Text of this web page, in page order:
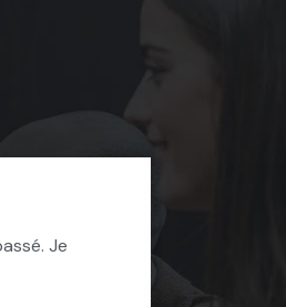
pu changer d'assurance